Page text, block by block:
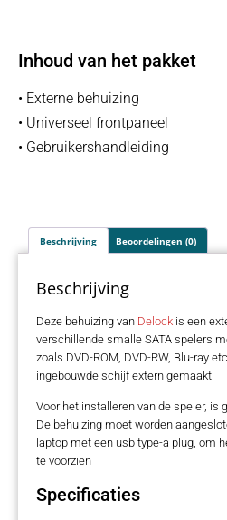
Inhoud van het pakket
• Externe behuizing
• Universeel frontpaneel
• Gebruikershandleiding
Beschrijving Beoordelingen (0)
Beschrijving
Deze behuizing van Delock is een
verschillende smalle SATA spelers
zoals DVD-ROM, DVD-RW, Blu-ray
ingebouwde schijf extern gemaakt.
Voor het installeren van de speler, is
De behuizing moet worden
laptop met een usb type-a plug, om
te voorzien
Specificaties